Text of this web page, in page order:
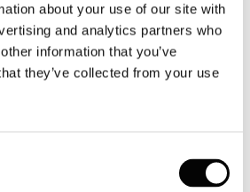
about your use of our site with
and analytics partners who
information that you’ve
they’ve collected from your use
NAUTICO INTERNAZIONALE:
online entra nel vivo il percorso di
Nautico Internazionale, in programma